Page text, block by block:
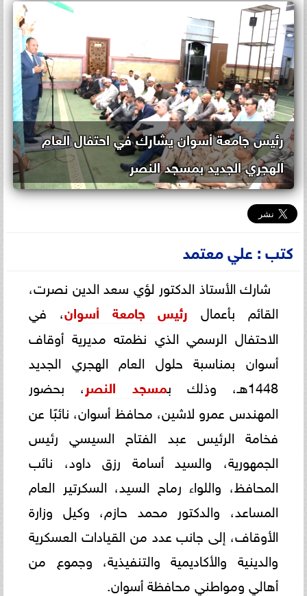
رئيس جامعة أسوان يشارك في احتفال العام
الهجري الجديد بمسجد النصر
كتب : علي معتمد
شارك الأستاذ الدكتور لؤي سعد الدين نصرت،
القائم بأعمال رئيس جامعة أسوان، في
الاحتفال الرسمي الذي نظمته مديرية أوقاف
أسوان بمناسبة حلول العام الهجري الجديد
1448هـ، وذلك ب
مسجد النصر، بحضور
المهندس عمرو لاشين، محافظ أسوان، نائبًا عن
فخامة الرئيس عبد الفتاح السيسي رئيس
الجمهورية، والسيد أسامة رزق داود، نائب
المحافظ، واللواء رماح السيد، السكرتير العام
المساعد، والدكتور محمد حازم، وكيل وزارة
الأوقاف، إلى جانب عدد من القيادات العسكرية
والدينية والأكاديمية والتنفيذية، وجموع من
أهالي ومواطني محافظة أسوان.